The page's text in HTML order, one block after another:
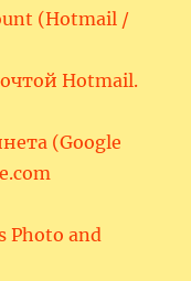
(Hotmail /
Hotmail.
(Google
Photo and